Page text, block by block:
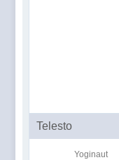
Telesto
Yoginaut